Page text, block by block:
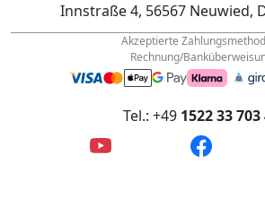
Innstraße 4, 56567 Neuwied,
Akzeptierte
Rechnung/
Tel.: +49 1522 33 703